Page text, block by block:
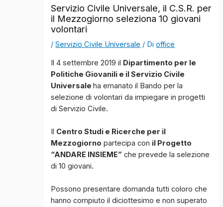
Servizio Civile Universale, il C.S.R. per
il Mezzogiorno seleziona 10 giovani
volontari
/Servizio Civile Universale / Dioffice
Il 4 settembre 2019 il Dipartimento per le
Politiche Giovanili e il Servizio Civile
Universaleha emanato il Bando per la
selezione di volontari da impiegare in progetti
di Servizio Civile.
Il Centro Studi e Ricerche per il
Mezzogiorno partecipa con il Progetto
“ANDARE INSIEME” che prevede la selezione
di 10 giovani.
Possono presentare domanda tutti coloro che
hanno compiuto il diciottesimo e non superato